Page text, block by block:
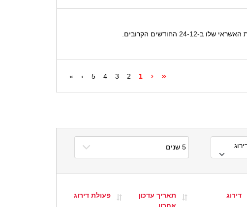
החודשים הקרובים.
«
‹
1
2
3
4
5
›
»
דירוג
תאריך עדכון
פעולת דירוג